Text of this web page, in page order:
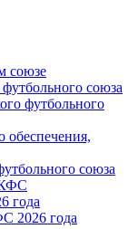
союзе
союза
футбольного
союза
года
2026 года